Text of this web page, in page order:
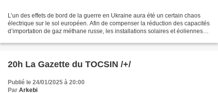
L’un des effets de bord de la guerre en Ukraine aura été un certain chaos
électrique sur le sol européen. Afin de compenser la réduction des capacités
d’importation de gaz méthane russe, les installations solaires et éoliennes
20h La Gazette du TOCSIN /+/
Publié le 24/01/2025 à 20:00
Par Arkebi